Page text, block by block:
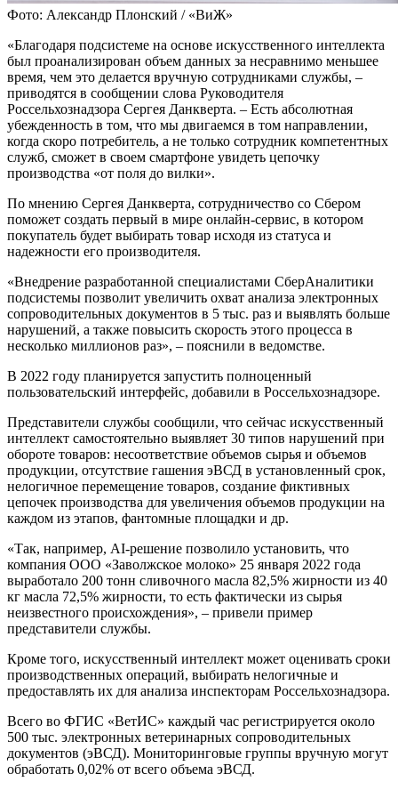
Фото: Александр Плонский / «ВиЖ»
«Благодаря подсистеме на основе искусственного интеллекта
был проанализирован объем данных за несравнимо меньшее
время, чем это делается вручную сотрудниками службы, –
приводятся в сообщении слова Руководителя
Россельхознадзора Сергея Данкверта. – Есть абсолютная
убежденность в том, что мы двигаемся в том направлении,
когда скоро потребитель, а не только сотрудник компетентных
служб, сможет в своем смартфоне увидеть цепочку
производства «от поля до вилки».
По мнению Сергея Данкверта, сотрудничество со Сбером
поможет создать первый в мире онлайн-сервис, в котором
покупатель будет выбирать товар исходя из статуса и
надежности его производителя.
«Внедрение разработанной специалистами СберАналитики
подсистемы позволит увеличить охват анализа электронных
сопроводительных документов в 5 тыс. раз и выявлять больше
нарушений, а также повысить скорость этого процесса в
несколько миллионов раз», – пояснили в ведомстве.
В 2022 году планируется запустить полноценный
пользовательский интерфейс, добавили в Россельхознадзоре.
Представители службы сообщили, что сейчас искусственный
интеллект самостоятельно выявляет 30 типов нарушений при
обороте товаров: несоответствие объемов сырья и объемов
продукции, отсутствие гашения эВСД в установленный срок,
нелогичное перемещение товаров, создание фиктивных
цепочек производства для увеличения объемов продукции на
каждом из этапов, фантомные площадки и др.
«Так, например, AI-решение позволило установить, что
компания ООО «Заволжское молоко» 25 января 2022 года
выработало 200 тонн сливочного масла 82,5% жирности из 40
кг масла 72,5% жирности, то есть фактически из сырья
неизвестного происхождения», – привели пример
представители службы.
Кроме того, искусственный интеллект может оценивать сроки
производственных операций, выбирать нелогичные и
предоставлять их для анализа инспекторам Россельхознадзора.
Всего во ФГИС «ВетИС» каждый час регистрируется около
500 тыс. электронных ветеринарных сопроводительных
документов (эВСД). Мониторинговые группы вручную могут
обработать 0,02% от всего объема эВСД.